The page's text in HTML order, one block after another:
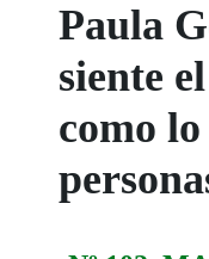
Paula
siente
como